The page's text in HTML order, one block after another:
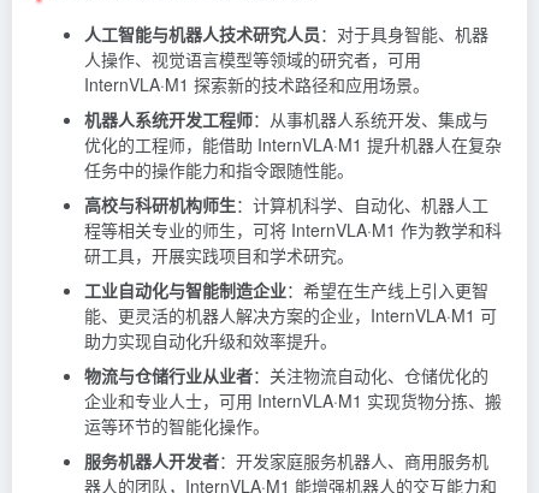
人工智能与机器人技术研究人员：对于具身智能、机器
人操作、视觉语言模型等领域的研究者，可用
InternVLA·M1 探索新的技术路径和应用场景。
机器人系统开发工程师：从事机器人系统开发、集成与
优化的工程师，能借助 InternVLA·M1 提升机器人在复杂
任务中的操作能力和指令跟随性能。
高校与科研机构师生：计算机科学、自动化、机器人工
程等相关专业的师生，可将 InternVLA·M1 作为教学和科
研工具，开展实践项目和学术研究。
工业自动化与智能制造企业：希望在生产线上引入更智
能、更灵活的机器人解决方案的企业，InternVLA·M1 可
助力实现自动化升级和效率提升。
物流与仓储行业从业者：关注物流自动化、仓储优化的
企业和专业人士，可用 InternVLA·M1 实现货物分拣、搬
运等环节的智能化操作。
服务机器人开发者：开发家庭服务机器人、商用服务机
器人的团队，InternVLA·M1 能增强机器人的交互能力和